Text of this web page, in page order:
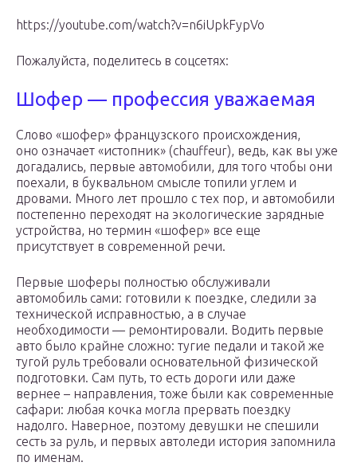
https://youtube.com/watch?v=n6iUpkFypVo
Пожалуйста, поделитесь в соцсетях:
Шофер — профессия уважаемая​​​​​​​
Слово «шофер» французского происхождения,
оно означает «истопник» (chauffeur), ведь, как вы уже
догадались, первые автомобили, для того чтобы они
поехали, в буквальном смысле топили углем и
дровами. Много лет прошло с тех пор, и автомобили
постепенно переходят на экологические зарядные
устройства, но термин «шофер» все еще
присутствует в современной речи.
Первые шоферы полностью обслуживали
автомобиль сами: готовили к поездке, следили за
технической исправностью, а в случае
необходимости — ремонтировали. Водить первые
авто было крайне сложно: тугие педали и такой же
тугой руль требовали основательной физической
подготовки. Сам путь, то есть дороги или даже
вернее – направления, тоже были как современные
сафари: любая кочка могла прервать поездку
надолго. Наверное, поэтому девушки не спешили
сесть за руль, и первых автоледи история запомнила
по именам.